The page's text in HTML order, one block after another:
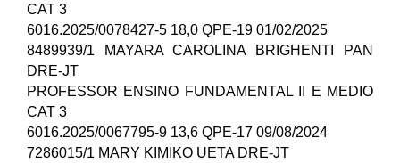
CAT 3
6016.2025/0078427-5 18,0 QPE-19 01/02/2025
8489939/1 MAYARA CAROLINA BRIGHENTI PAN
DRE-JT
PROFESSOR ENSINO FUNDAMENTAL II E MEDIO
CAT 3
6016.2025/0067795-9 13,6 QPE-17 09/08/2024
7286015/1 MARY KIMIKO UETA DRE-JT